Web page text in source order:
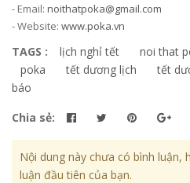
- Email: noithatpoka@gmail.com
- Website: www.poka.vn
TAGS : lịch nghỉ tết noi that
poka
tết dương lịch tết
báo
Chia sẻ:
Nội dung này chưa có bình luận,
luận đầu tiên của bạn.